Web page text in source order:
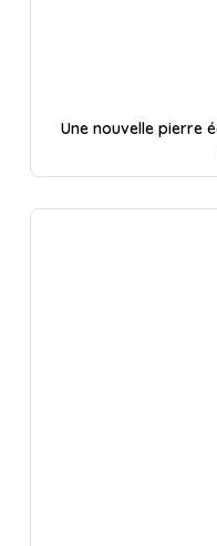
Une nouvelle pierre